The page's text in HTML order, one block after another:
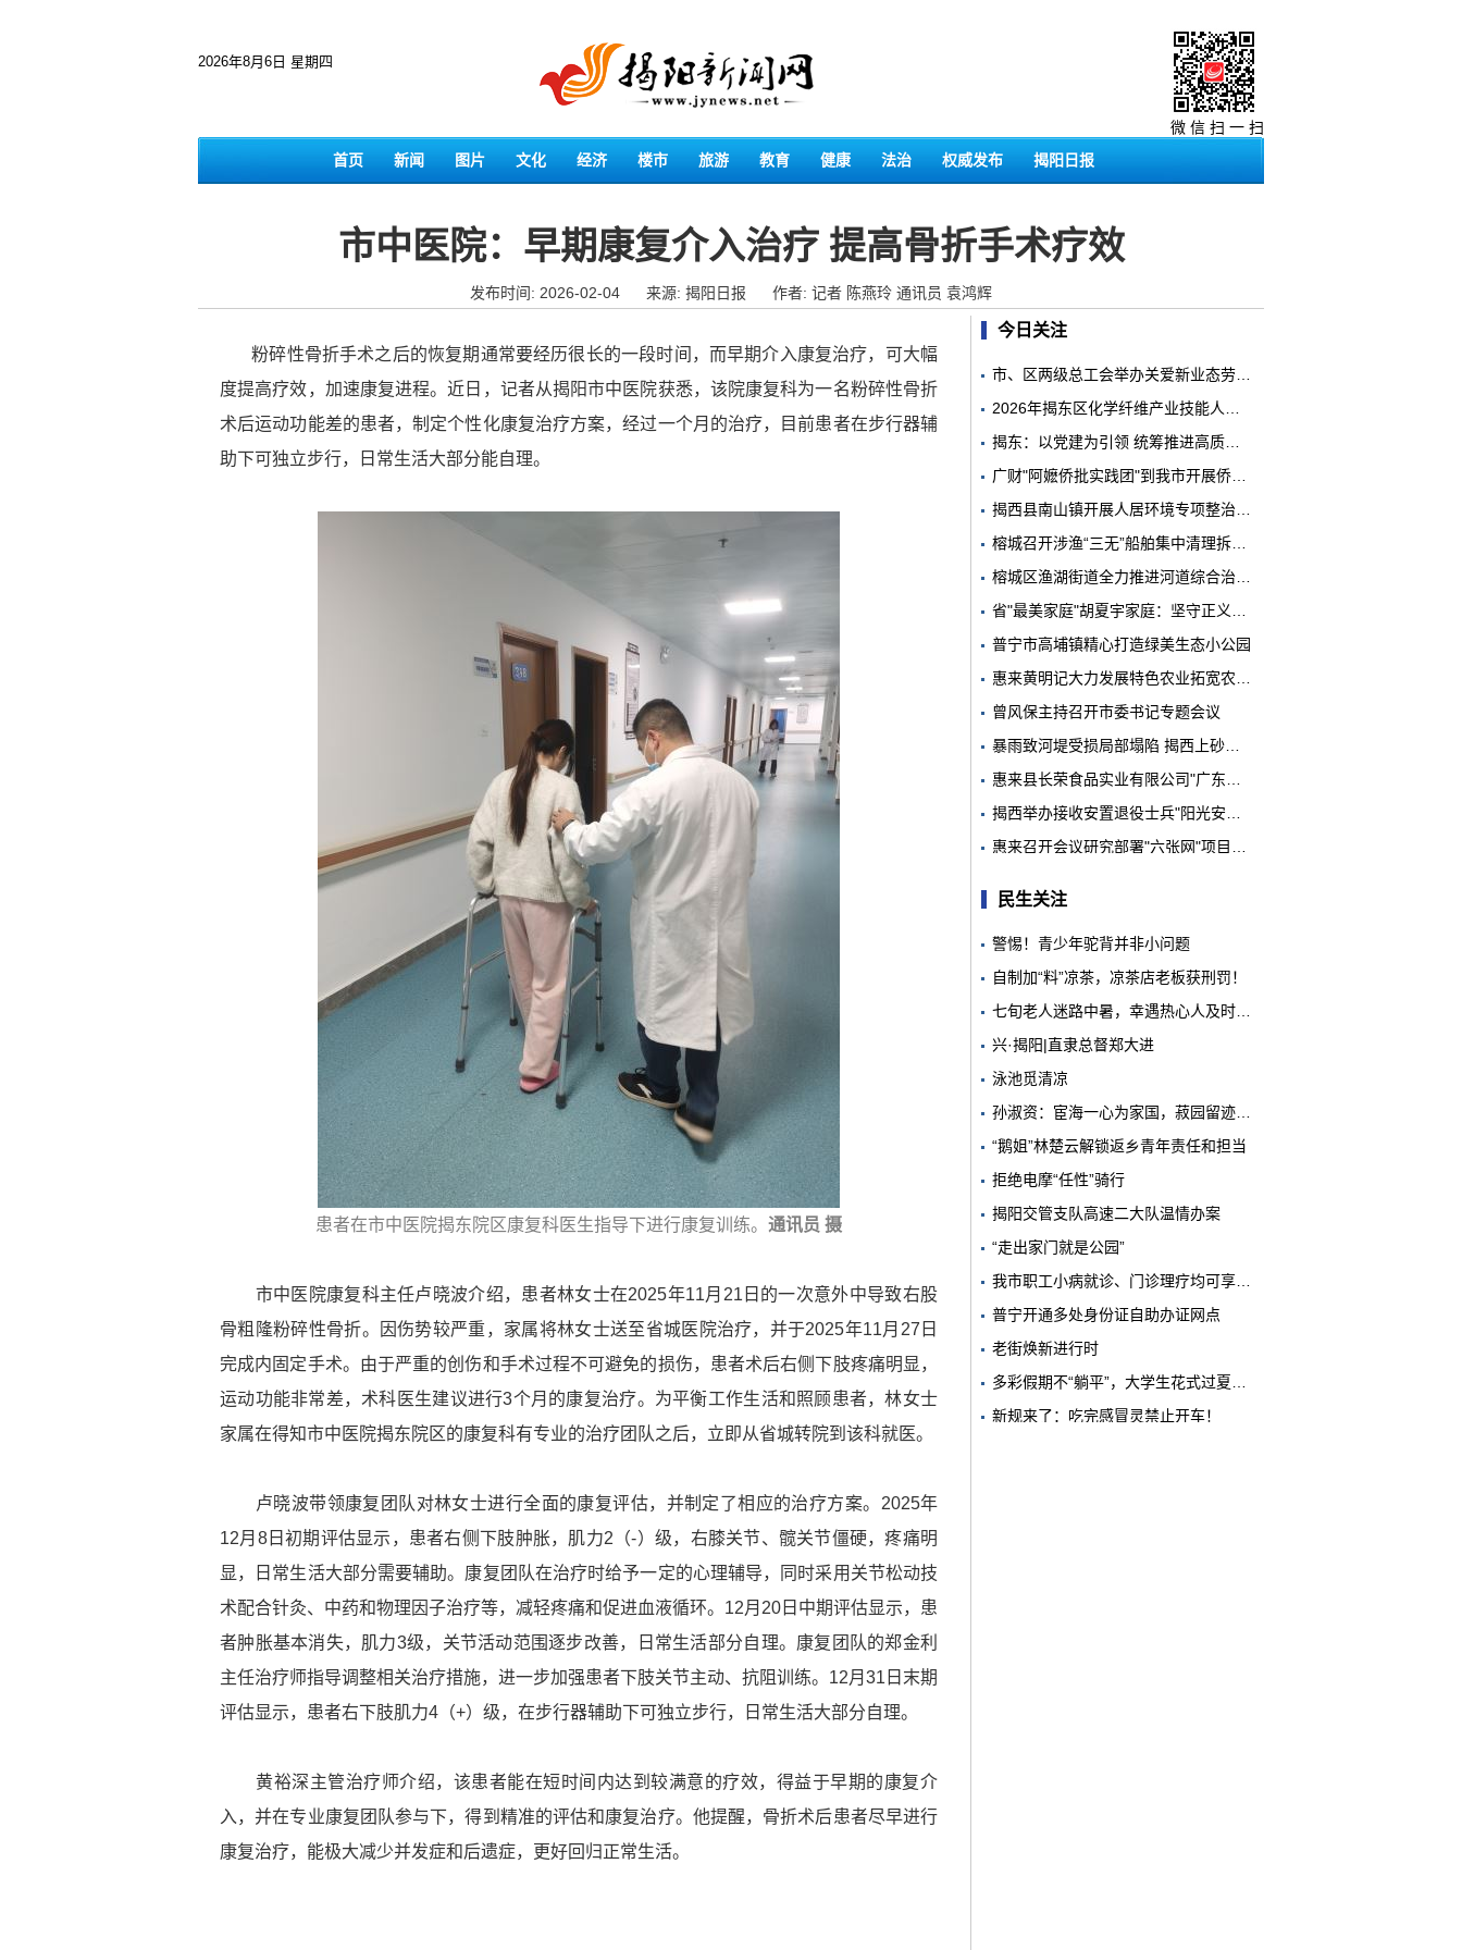
2026年8月6日 星期四
微 信 扫 一 扫
首页
新闻 图片 文化 经济 楼市 旅游 教育 健康 法治 权威发布 揭阳日报
市中医院：早期康复介入治疗 提高骨折手术疗效
发布时间: 2026-02-04 来源: 揭阳日报 作者: 记者 陈燕玲 通讯员 袁鸿辉
粉碎性骨折手术之后的恢复期通常要经历很长的一段时间，而早期介入康复治疗，可大幅
度提高疗效，加速康复进程。近日，记者从揭阳市中医院获悉，该院康复科为一名粉碎性骨折
术后运动功能差的患者，制定个性化康复治疗方案，经过一个月的治疗，目前患者在步行器辅
助下可独立步行，日常生活大部分能自理。
患者在市中医院揭东院区康复科医生指导下进行康复训练。 通讯员 摄
市中医院康复科主任卢晓波介绍，患者林女士在2025年11月21日的一次意外中导致右股
骨粗隆粉碎性骨折。因伤势较严重，家属将林女士送至省城医院治疗，并于2025年11月27日
完成内固定手术。由于严重的创伤和手术过程不可避免的损伤，患者术后右侧下肢疼痛明显，
运动功能非常差，术科医生建议进行3个月的康复治疗。为平衡工作生活和照顾患者，林女士
家属在得知市中医院揭东院区的康复科有专业的治疗团队之后，立即从省城转院到该科就医。
卢晓波带领康复团队对林女士进行全面的康复评估，并制定了相应的治疗方案。2025年
12月8日初期评估显示，患者右侧下肢肿胀，肌力2（-）级，右膝关节、髋关节僵硬，疼痛明
显，日常生活大部分需要辅助。康复团队在治疗时给予一定的心理辅导，同时采用关节松动技
术配合针灸、中药和物理因子治疗等，减轻疼痛和促进血液循环。12月20日中期评估显示，患
者肿胀基本消失，肌力3级，关节活动范围逐步改善，日常生活部分自理。康复团队的郑金利
主任治疗师指导调整相关治疗措施，进一步加强患者下肢关节主动、抗阻训练。12月31日末期
评估显示，患者右下肢肌力4（+）级，在步行器辅助下可独立步行，日常生活大部分自理。
黄裕深主管治疗师介绍，该患者能在短时间内达到较满意的疗效，得益于早期的康复介
入，并在专业康复团队参与下，得到精准的评估和康复治疗。他提醒，骨折术后患者尽早进行
康复治疗，能极大减少并发症和后遗症，更好回归正常生活。